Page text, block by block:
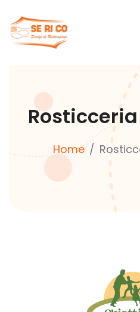
Home